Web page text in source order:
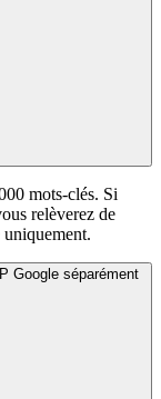
mots-clés. Si
relèverez de
Google séparément